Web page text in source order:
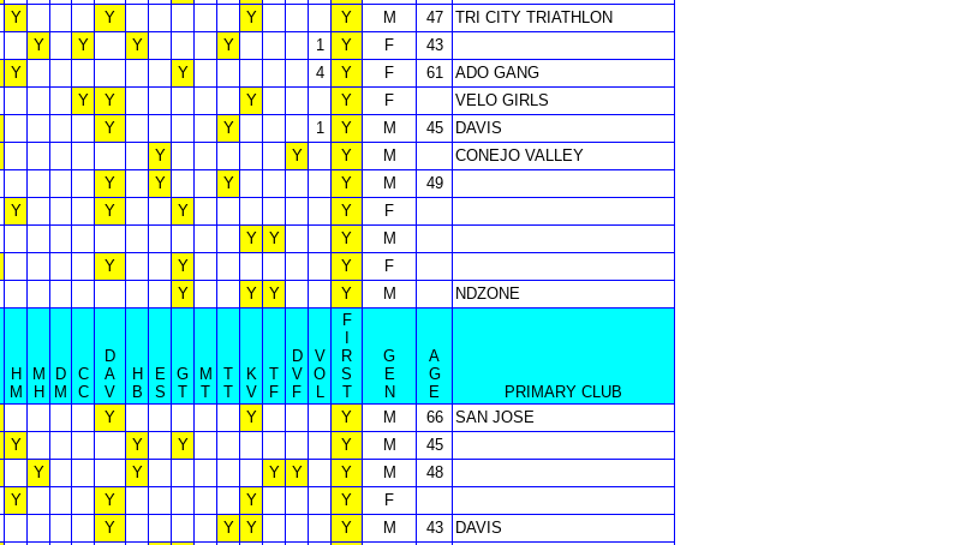
Y Y Y Y M 47
TRI CITY TRIATHLON
Y Y Y Y 1 Y F
43
Y Y 4 Y F 61
ADO GANG
Y Y Y Y F
VELO GIRLS
Y Y 1 Y M 45
DAVIS
Y Y Y M
CONEJO VALLEY
Y Y Y Y M
49
Y Y Y Y
F
Y Y Y
M
Y Y Y
F
Y Y Y Y M NDZONE
H
M
M
H
D
M
C
C
D
A
V
H
B
E
S
G
T
M
T
T
T
K
V
T
F
D
V
F
V
O
L
F
R
S
T
G
E
N
A
G
E
PRIMARY CLUB
Y Y Y M 66
SAN JOSE
Y Y Y Y M
45
Y Y Y Y Y M
48
Y Y Y Y
F
Y Y Y Y M 43
DAVIS